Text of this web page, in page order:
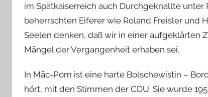
im Spätkaiserreich auch Durchgeknallte
beherrschten Eiferer wie Roland Freisler und
Seelen denken, daß wir in einer aufgeklärten
Mängel der Vergangenheit erhaben sei.
In Mäc-Pom ist eine harte Bolschewistin –
hört, mit den Stimmen der CDU. Sie wurde